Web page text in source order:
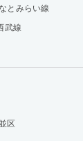
とみらい線
武線
区